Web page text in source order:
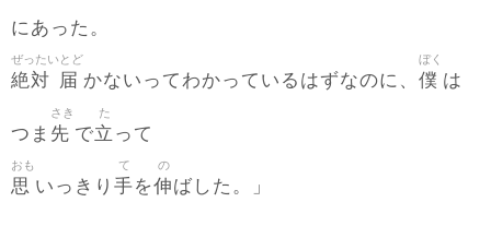
にあった。
絶対
ぜったい
届
とど
かないってわかっているはずなのに、 僕
ぼく
は
つま 先
さき
で立
た
って
思
おも
いっきり 手
て
を伸
の
ばした。」